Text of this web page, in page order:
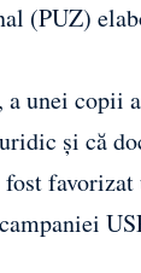
(PUZ)
unei copii
și că